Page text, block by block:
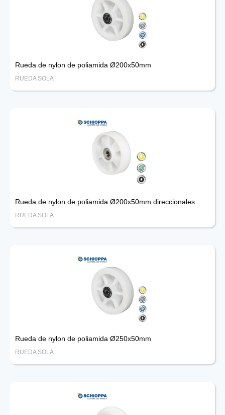
Rueda de nylon de poliamida Ø200x50mm
RUEDA SOLA
Rueda de nylon de poliamida Ø200x50mm direccionales
RUEDA SOLA
Rueda de nylon de poliamida Ø250x50mm
RUEDA SOLA